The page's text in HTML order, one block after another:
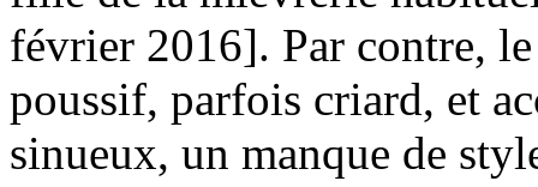
février 2016]. Par contre,
poussif, parfois criard, et
sinueux, un manque de